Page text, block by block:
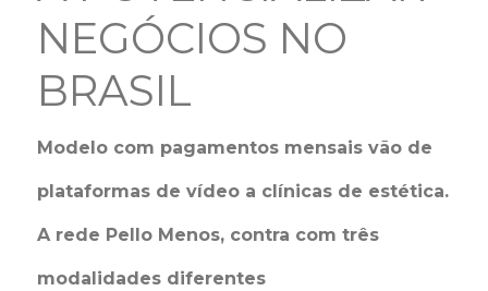
NEGÓCIOS NO
BRASIL
Modelo com pagamentos mensais vão de
plataformas de vídeo a clínicas de estética.
A rede Pello Menos, contra com três
modalidades diferentes